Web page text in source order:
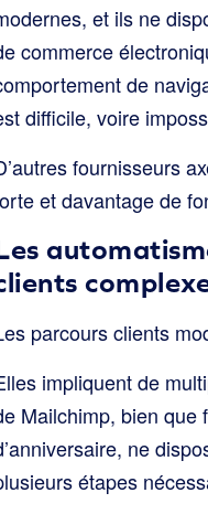
et ils ne
commerce
de
difficile, voire
fournisseurs
et davantage de
parcours clients
impliquent de
Mailchimp, bien que
ne
étapes